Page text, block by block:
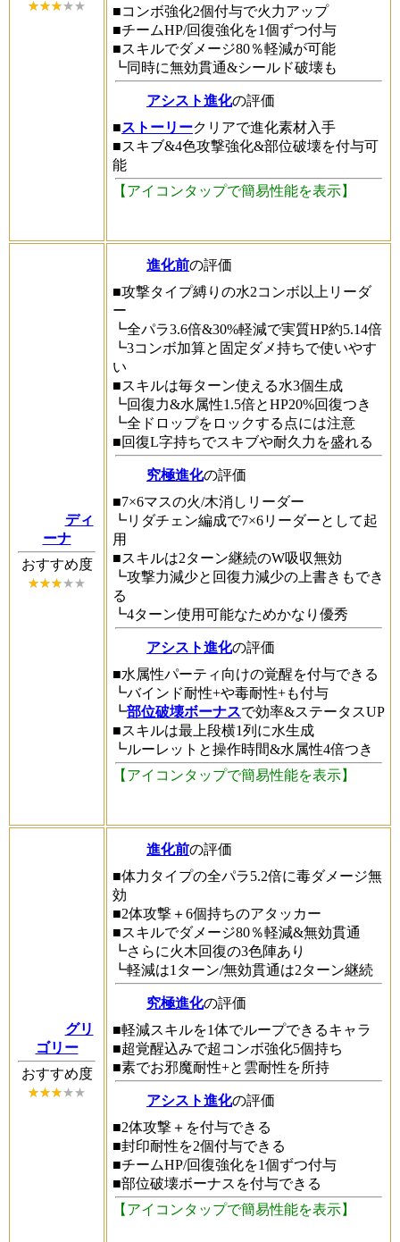
■コンボ強化2個付与で火力アップ
■チームHP/回復強化を1個ずつ付与
■スキルでダメージ80％軽減が可能
┗同時に無効貫通&シールド破壊も
アシスト進化の評価
■ストーリークリアで進化素材入手
■スキブ&4色攻撃強化&部位破壊を付与可
能
【アイコンタップで簡易性能を表示】
ディ
ーナ
おすすめ度
進化前の評価
■攻撃タイプ縛りの水2コンボ以上リーダ
ー
┗全パラ3.6倍&30%軽減で実質HP約5.14倍
┗3コンボ加算と固定ダメ持ちで使いやす
い
■スキルは毎ターン使える水3個生成
┗回復力&水属性1.5倍とHP20%回復つき
┗全ドロップをロックする点には注意
■回復L字持ちでスキブや耐久力を盛れる
究極進化の評価
■7×6マスの火/木消しリーダー
┗リダチェン編成で7×6リーダーとして起
用
■スキルは2ターン継続のW吸収無効
┗攻撃力減少と回復力減少の上書きもでき
る
┗4ターン使用可能なためかなり優秀
アシスト進化の評価
■水属性パーティ向けの覚醒を付与できる
┗バインド耐性+や毒耐性+も付与
┗部位破壊ボーナスで効率&ステータスUP
■スキルは最上段横1列に水生成
┗ルーレットと操作時間&水属性4倍つき
【アイコンタップで簡易性能を表示】
グリ
ゴリー
おすすめ度
進化前の評価
■体力タイプの全パラ5.2倍に毒ダメージ無
効
■2体攻撃＋6個持ちのアタッカー
■スキルでダメージ80％軽減&無効貫通
┗さらに火木回復の3色陣あり
┗軽減は1ターン/無効貫通は2ターン継続
究極進化の評価
■軽減スキルを1体でループできるキャラ
■超覚醒込みで超コンボ強化5個持ち
■素でお邪魔耐性+と雲耐性を所持
アシスト進化の評価
■2体攻撃＋を付与できる
■封印耐性を2個付与できる
■チームHP/回復強化を1個ずつ付与
■部位破壊ボーナスを付与できる
【アイコンタップで簡易性能を表示】